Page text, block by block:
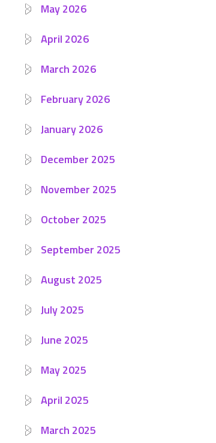
May 2026
April 2026
March 2026
February 2026
January 2026
December 2025
November 2025
October 2025
September 2025
August 2025
July 2025
June 2025
May 2025
April 2025
March 2025